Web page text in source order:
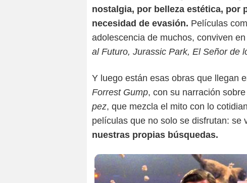
nostalgia, por belleza estética, por
necesidad de evasión. Películas
adolescencia de muchos, conviven
al Futuro, Jurassic Park, El Señor de
Y luego están esas obras que llegan
Forrest Gump, con su narración
pez, que mezcla el mito con lo
películas que no solo se disfrutan: se
nuestras propias búsquedas.